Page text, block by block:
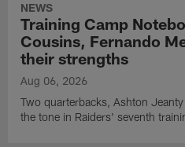
NEWS
Training Camp
Cousins, Fernando
their strengths
Aug 06, 2026
Two quarterbacks, Ashton
the tone in Raiders' seventh